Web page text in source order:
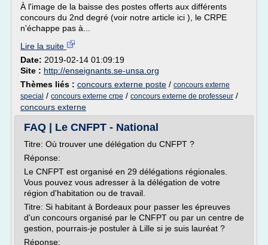
À l'image de la baisse des postes offerts aux différents
concours du 2nd degré (voir notre article ici ), le CRPE
n'échappe pas à...
Lire la suite
Date: 2019-02-14 01:09:19
Site : http://enseignants.se-unsa.org
Thèmes liés : concours externe poste / concours externe
special / concours externe crpe / concours externe de professeur /
concours externe
FAQ | Le CNFPT - National
Titre: Où trouver une délégation du CNFPT ?
Réponse:
Le CNFPT est organisé en 29 délégations régionales.
Vous pouvez vous adresser à la délégation de votre
région d'habitation ou de travail.
Titre: Si habitant à Bordeaux pour passer les épreuves
d'un concours organisé par le CNFPT ou par un centre de
gestion, pourrais-je postuler à Lille si je suis lauréat ?
Réponse: